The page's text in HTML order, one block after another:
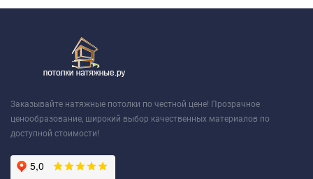
Заказывайте натяжные потолки по честной цене! Прозрачное
ценообразование, широкий выбор качественных материалов по
доступной стоимости!